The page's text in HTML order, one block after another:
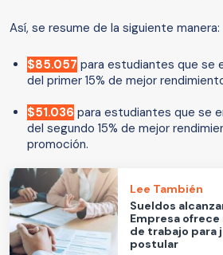
Así, se resume de la siguiente manera:
$85.057 para estudiantes que se
del primer 15% de mejor
$51.036 para estudiantes que se
del segundo 15% de mejor
promoción.
Lee También
Sueldos
Empresa
de trabajo para
postular